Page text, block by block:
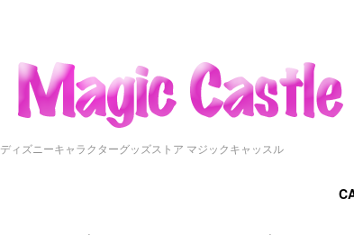
ディズニーキャラクターグッズストア マジックキャッスル